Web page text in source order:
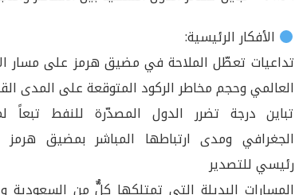
الأفكار الرئيسية:
تداعيات تعطّل الملاحة في مضيق هرمز على مسار
العالمي وحجم مخاطر الركود المتوقعة على المدى
تباين درجة تضرر الدول المصدّرة للنفط تبعاً
الجغرافي ومدى ارتباطها المباشر بمضيق هرمز
رئيسي للتصدير
المسارات البديلة التي تمتلكها كلٌّ من السعودية